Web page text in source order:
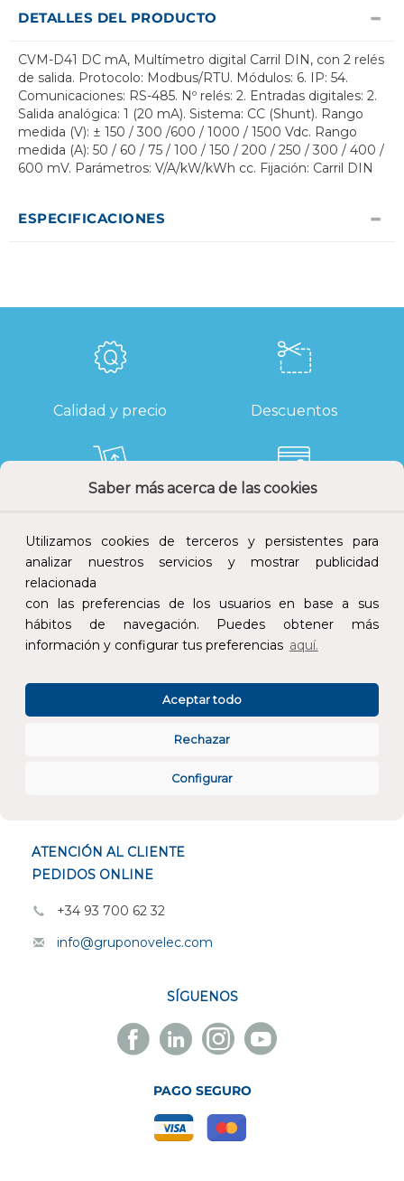
Saber más acerca de las cookies
Utilizamos cookies de terceros y persistentes para
analizar nuestros servicios y mostrar publicidad
relacionada
con las preferencias de los usuarios en base a sus
hábitos de navegación. Puedes obtener más
información y configurar tus preferencias aquí.
Configurar
Rechazar
Aceptar todo
DETALLES DEL PRODUCTO
CVM-D41 DC mA, Multímetro digital Carril DIN, con 2 relés
de salida. Protocolo: Modbus/RTU. Módulos: 6. IP: 54.
Comunicaciones: RS-485. Nº relés: 2. Entradas digitales: 2.
Salida analógica: 1 (20 mA). Sistema: CC (Shunt). Rango
medida (V): ± 150 / 300 /600 / 1000 / 1500 Vdc. Rango
medida (A): 50 / 60 / 75 / 100 / 150 / 200 / 250 / 300 / 400 /
600 mV. Parámetros: V/A/kW/kWh cc. Fijación: Carril DIN
ESPECIFICACIONES
Calidad y precio Descuentos
Atención al cliente
ATENCIÓN AL CLIENTE
PEDIDOS ONLINE
+34 93 700 62 32
info@gruponovelec.com
SÍGUENOS
Facebook
Novelec
Linkedin
Novelec
Instagram
Novelec
Youtube
Novelec
PAGO SEGURO